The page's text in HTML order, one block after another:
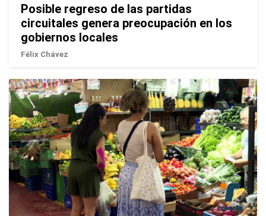
Posible regreso de las partidas
circuitales genera preocupación en los
gobiernos locales
Félix Chávez